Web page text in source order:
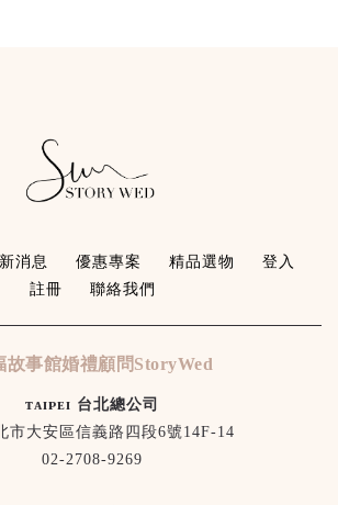
消息 優惠專案 精品選物
登入
註冊
聯絡我們
故事館婚禮顧問StoryWed
ᴛᴀɪᴘᴇɪ 台北總公司
市大安區信義路四段6號14F-14
02-2708-9269